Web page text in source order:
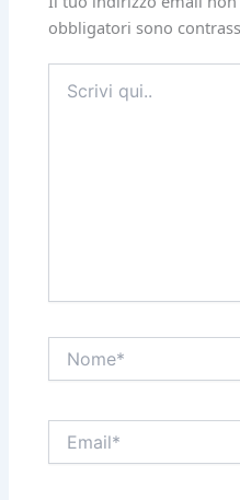
obbligatori sono
qui..